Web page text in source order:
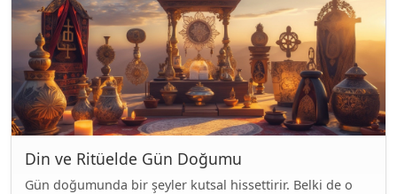
Din ve Ritüelde Gün Doğumu
Gün doğumunda bir şeyler kutsal hissettirir. Belki de o